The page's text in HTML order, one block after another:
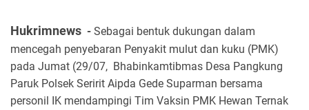
Hukrimnews - Sebagai bentuk dukungan dalam
mencegah penyebaran Penyakit mulut dan kuku (PMK)
pada Jumat (29/07, Bhabinkamtibmas Desa Pangkung
Paruk Polsek Seririt Aipda Gede Suparman bersama
personil IK mendampingi Tim Vaksin PMK Hewan Ternak